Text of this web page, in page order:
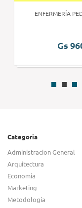
ENFERMERÍA
Gs
Categoria
Administracion General
Arquitectura
Economia
Marketing
Metodologia